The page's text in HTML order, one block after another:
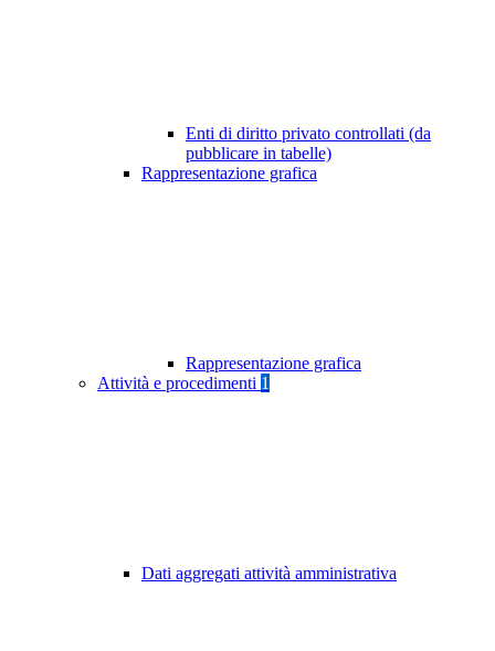
Enti di diritto privato controllati (da
pubblicare in tabelle)
Rappresentazione grafica
Rappresentazione grafica
Attività e procedimenti 1
Dati aggregati attività amministrativa